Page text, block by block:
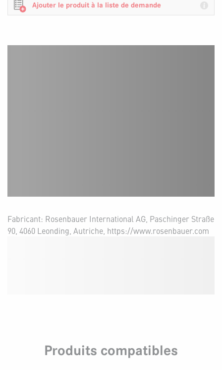
Ajouter le produit à la liste de demande
Fabricant: Rosenbauer International AG, Paschinger Straße
90, 4060 Leonding, Autriche, https://www.rosenbauer.com
Produits compatibles